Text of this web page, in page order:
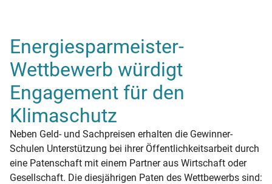
Energiesparmeister-
Wettbewerb würdigt
Engagement für den
Klimaschutz
Neben Geld- und Sachpreisen erhalten die Gewinner-
Schulen Unterstützung bei ihrer Öffentlichkeitsarbeit durch
eine Patenschaft mit einem Partner aus Wirtschaft oder
Gesellschaft. Die diesjährigen Paten des Wettbewerbs sind: